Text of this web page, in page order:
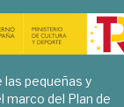
las pequeñas y
marco del Plan de